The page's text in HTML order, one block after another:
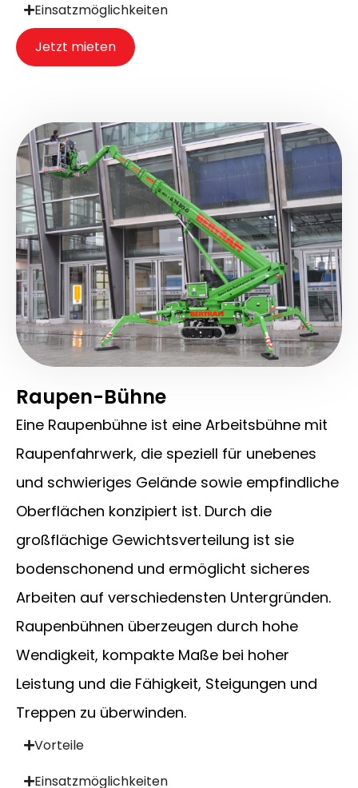
Einsatzmöglichkeiten
Jetzt mieten
Raupen-Bühne
Eine Raupenbühne ist eine Arbeitsbühne mit
Raupenfahrwerk, die speziell für unebenes
und schwieriges Gelände sowie empfindliche
Oberflächen konzipiert ist. Durch die
großflächige Gewichtsverteilung ist sie
bodenschonend und ermöglicht sicheres
Arbeiten auf verschiedensten Untergründen.
Raupenbühnen überzeugen durch hohe
Wendigkeit, kompakte Maße bei hoher
Leistung und die Fähigkeit, Steigungen und
Treppen zu überwinden.
Vorteile
Einsatzmöglichkeiten